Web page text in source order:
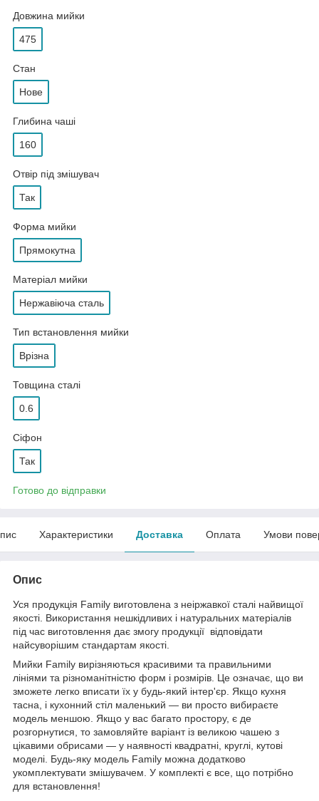
Довжина мийки
475
Стан
Нове
Глибина чаші
160
Отвір під змішувач
Так
Форма мийки
Прямокутна
Матеріал мийки
Нержавіюча сталь
Тип встановлення мийки
Врізна
Товщина сталі
0.6
Сіфон
Так
Готово до відправки
Характеристики Доставка Оплата Умови
Опис
Уся продукція Family виготовлена з неіржавкої сталі найвищої
якості. Використання нешкідливих і натуральних матеріалів
під час виготовлення дає змогу продукції відповідати
найсуворішим стандартам якості.
Мийки Family вирізняються красивими та правильними
лініями та різноманітністю форм і розмірів. Це означає, що ви
зможете легко вписати їх у будь-який інтер'єр. Якщо кухня
тасна, і кухонний стіл маленький — ви просто вибираєте
модель меншою. Якщо у вас багато простору, є де
розгорнутися, то замовляйте варіант із великою чашею з
цікавими обрисами — у наявності квадратні, круглі, кутові
моделі. Будь-яку модель Family можна додатково
укомплектувати змішувачем. У комплекті є все, що потрібно
для встановлення!